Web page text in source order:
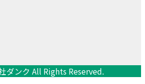
ダンク All Rights Reserved.